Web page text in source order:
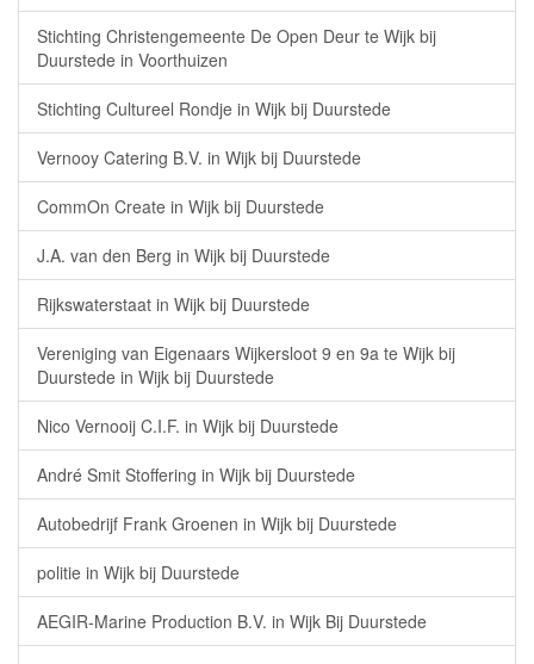
Stichting Christengemeente De Open Deur te Wijk bij
Duurstede in Voorthuizen
Stichting Cultureel Rondje in Wijk bij Duurstede
Vernooy Catering B.V. in Wijk bij Duurstede
CommOn Create in Wijk bij Duurstede
J.A. van den Berg in Wijk bij Duurstede
Rijkswaterstaat in Wijk bij Duurstede
Vereniging van Eigenaars Wijkersloot 9 en 9a te Wijk bij
Duurstede in Wijk bij Duurstede
Nico Vernooij C.I.F. in Wijk bij Duurstede
André Smit Stoffering in Wijk bij Duurstede
Autobedrijf Frank Groenen in Wijk bij Duurstede
politie in Wijk bij Duurstede
AEGIR-Marine Production B.V. in Wijk Bij Duurstede